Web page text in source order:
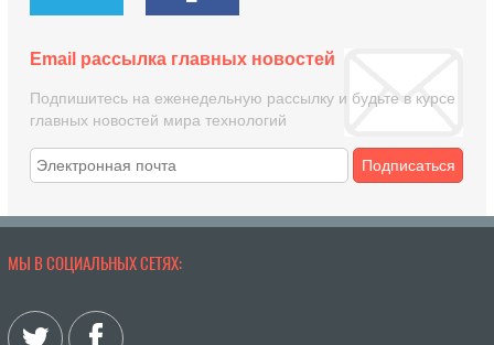
Email рассылка главных новостей
Подпишитесь на еженедельную рассылку и будьте в курсе
главных новостей мира технологий
Подписаться
МЫ В СОЦИАЛЬНЫХ СЕТЯХ: